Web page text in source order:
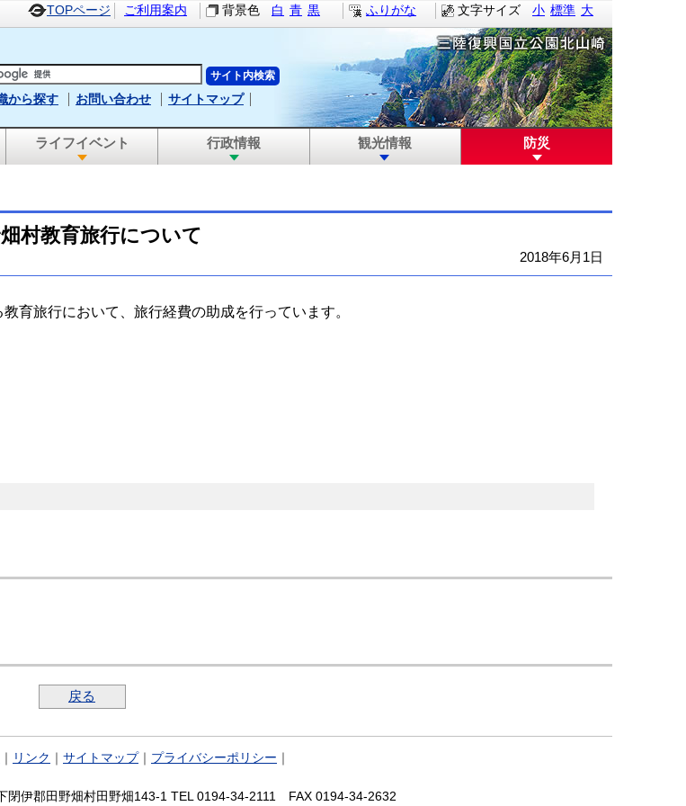
文字サイズ 小 標準 大
TOPページ ご利用案内 背景色 白 青 黒 ふりがな
から探す お問い合わせ サイトマップ
ライフイベント 行政情報 観光情報 防災
村教育旅行について
2018年6月1日
育旅行において、旅行経費の助成を行っています。
戻る
リンク サイトマップ｜ プライバシーポリシー
閉伊郡田野畑村田野畑143-1 TEL 0194-34-2111 FAX 0194-34-2632